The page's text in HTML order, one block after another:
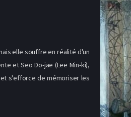
elle souffre en réalité d'un
et Seo Do-jae (Lee Min-ki),
s'efforce de mémoriser les